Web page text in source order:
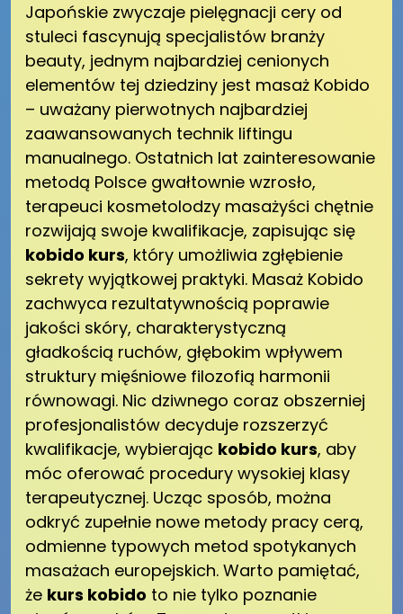
Japońskie zwyczaje pielęgnacji cery od
stuleci fascynują specjalistów branży
beauty, jednym najbardziej cenionych
elementów tej dziedziny jest masaż Kobido
– uważany pierwotnych najbardziej
zaawansowanych technik liftingu
manualnego. Ostatnich lat zainteresowanie
metodą Polsce gwałtownie wzrosło,
terapeuci kosmetolodzy masażyści chętnie
rozwijają swoje kwalifikacje, zapisując się
kobido kurs, który umożliwia zgłębienie
sekrety wyjątkowej praktyki. Masaż Kobido
zachwyca rezultatywnością poprawie
jakości skóry, charakterystyczną
gładkością ruchów, głębokim wpływem
struktury mięśniowe filozofią harmonii
równowagi. Nic dziwnego coraz obszerniej
profesjonalistów decyduje rozszerzyć
kwalifikacje, wybierając kobido kurs, aby
móc oferować procedury wysokiej klasy
terapeutycznej. Ucząc sposób, można
odkryć zupełnie nowe metody pracy cerą,
odmienne typowych metod spotykanych
masażach europejskich. Warto pamiętać,
że kurs kobido to nie tylko poznanie